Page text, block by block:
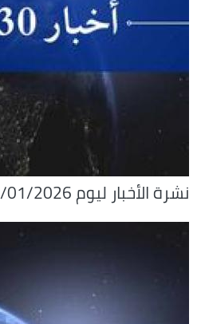
نشرة الأخبار ليوم 06/01/2026